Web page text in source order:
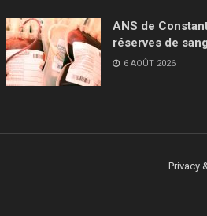
ANS de
réserves de
6 AOÛT 2026
Privacy